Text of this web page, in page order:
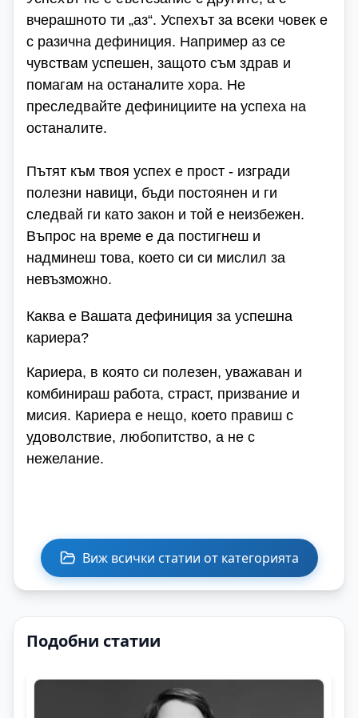
вчерашното ти „аз“. Успехът за всеки човек е
с разична дефиниция. Например аз се
чувствам успешен, защото съм здрав и
помагам на останалите хора. Не
преследвайте дефинициите на успеха на
останалите.
Пътят към твоя успех е прост - изгради
полезни навици, бъди постоянен и ги
следвай ги като закон и той е неизбежен.
Въпрос на време е да постигнеш и
надминеш това, което си си мислил за
невъзможно.
Каква е Вашата дефиниция за успешна
кариера?
Кариера, в която си полезен, уважаван и
комбинираш работа, страст, призвание и
мисия. Кариера е нещо, което правиш с
удоволствие, любопитство, а не с
нежелание.
Виж всички статии от категорията
Подобни статии